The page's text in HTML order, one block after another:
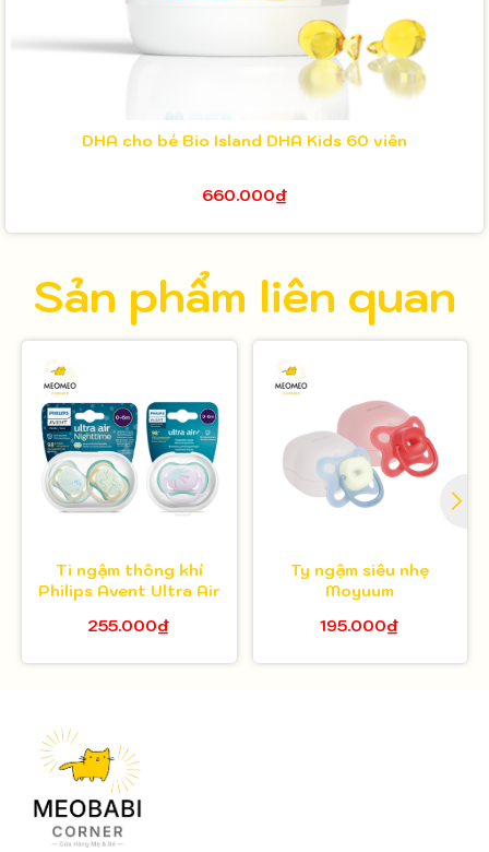
DHA cho bé Bio Island DHA Kids 60 viên
660.000₫
Sản phẩm liên quan
Ti ngậm thông khí
Philips Avent Ultra Air
255.000₫
Ty ngậm siêu nhẹ
Moyuum
195.000₫